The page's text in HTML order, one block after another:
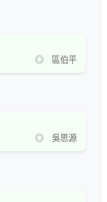
◎ 區伯平
◎ 吳思源